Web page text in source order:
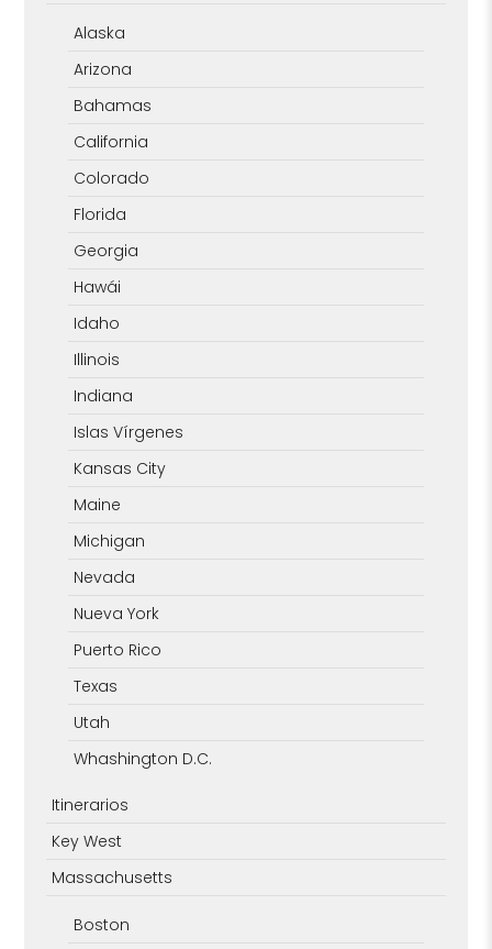
Alaska
Arizona
Bahamas
California
Colorado
Florida
Georgia
Hawái
Idaho
Illinois
Indiana
Islas Vírgenes
Kansas City
Maine
Michigan
Nevada
Nueva York
Puerto Rico
Texas
Utah
Whashington D.C.
Itinerarios
Key West
Massachusetts
Boston